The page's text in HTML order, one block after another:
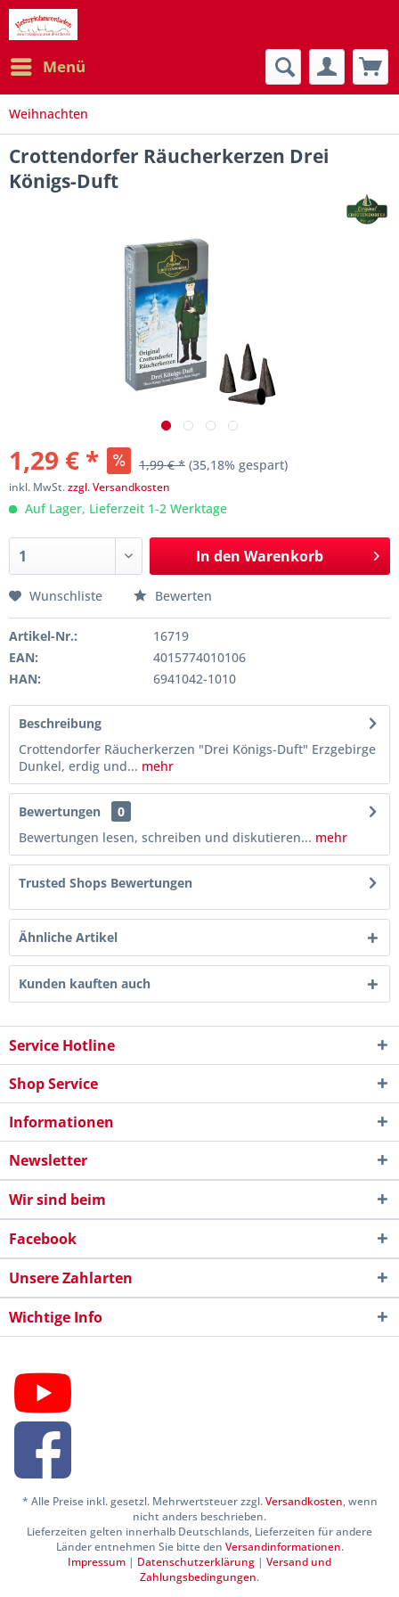
Menü
Weihnachten
Crottendorfer Räucherkerzen Drei
Königs-Duft
1,29 € * 1,99 € * (35,18% gespart)
inkl. MwSt.zzgl. Versandkosten
Auf Lager, Lieferzeit 1-2 Werktage
In den Warenkorb
Wunschliste Bewerten
Artikel-Nr.:
16719
EAN:
4015774010106
HAN:
6941042-1010
Beschreibung
Crottendorfer Räucherkerzen "Drei Königs-Duft" Erzgebirge
Dunkel, erdig und... mehr
Bewertungen
0
Bewertungen lesen, schreiben und diskutieren... mehr
Trusted Shops Bewertungen
Ähnliche Artikel
Kunden kauften auch
Service Hotline
Shop Service
Informationen
Newsletter
Wir sind beim
Facebook
Unsere Zahlarten
Wichtige Info
* Alle Preise inkl. gesetzl. Mehrwertsteuer zzgl.Versandkosten, wenn
nicht anders beschrieben.
Lieferzeiten gelten innerhalb Deutschlands, Lieferzeiten für andere
Länder entnehmen Sie bitte den Versandinformationen.
Impressum | Datenschutzerklärung | Versand und
Zahlungsbedingungen.